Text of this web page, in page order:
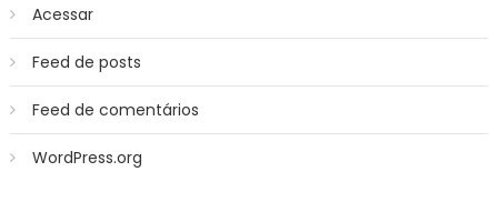
Acessar
Feed de posts
Feed de comentários
WordPress.org